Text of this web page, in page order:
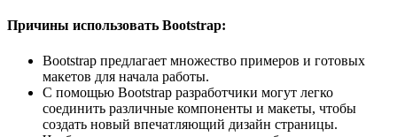
Причины использовать Bootstrap:
Bootstrap предлагает множество примеров и готовых
макетов для начала работы.
С помощью Bootstrap разработчики могут легко
соединить различные компоненты и макеты, чтобы
создать новый впечатляющий дизайн страницы.